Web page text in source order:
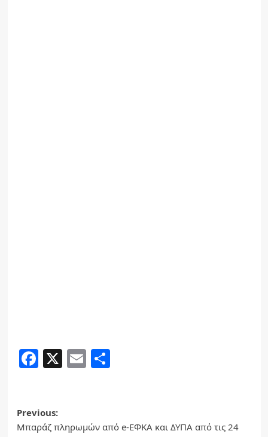
Facebook
X Email
Post
Previous:
Μπαράζ πληρωμών από e-ΕΦΚΑ και ΔΥΠΑ από τις 24